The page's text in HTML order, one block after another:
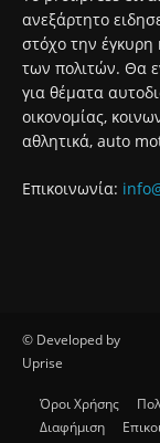
© Developed by
Uprise
Όροι Χρήσης
Διαφήμιση